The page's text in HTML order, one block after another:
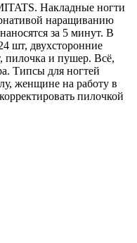
Накладные ногти
наращиванию
за 5 минут. В
шт, двухсторонние
пилочка и пушер. Всё,
Типсы для ногтей
женщине на работу в
пилочкой